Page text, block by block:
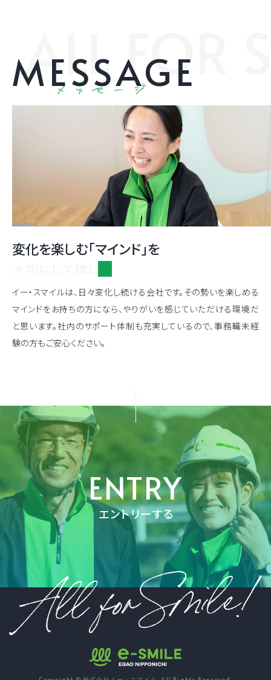
ALL FOR
MESSAGE
変化を楽しむ「マインド」を
イー・スマイルは、日々変化し続ける会社です。その勢いを楽しめる
マインドをお持ちの方になら、やりがいを感じていただける環境だ
と思います。社内のサポート体制も充実しているので、事務職未経
験の方もご安心ください。
ENTRY
エントリーする